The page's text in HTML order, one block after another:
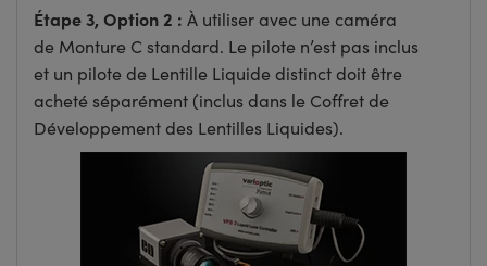
Étape 3, Option 2 : À utiliser avec une caméra
de Monture C standard. Le pilote n’est pas inclus
et un pilote de Lentille Liquide distinct doit être
acheté séparément (inclus dans le Coffret de
Développement des Lentilles Liquides).